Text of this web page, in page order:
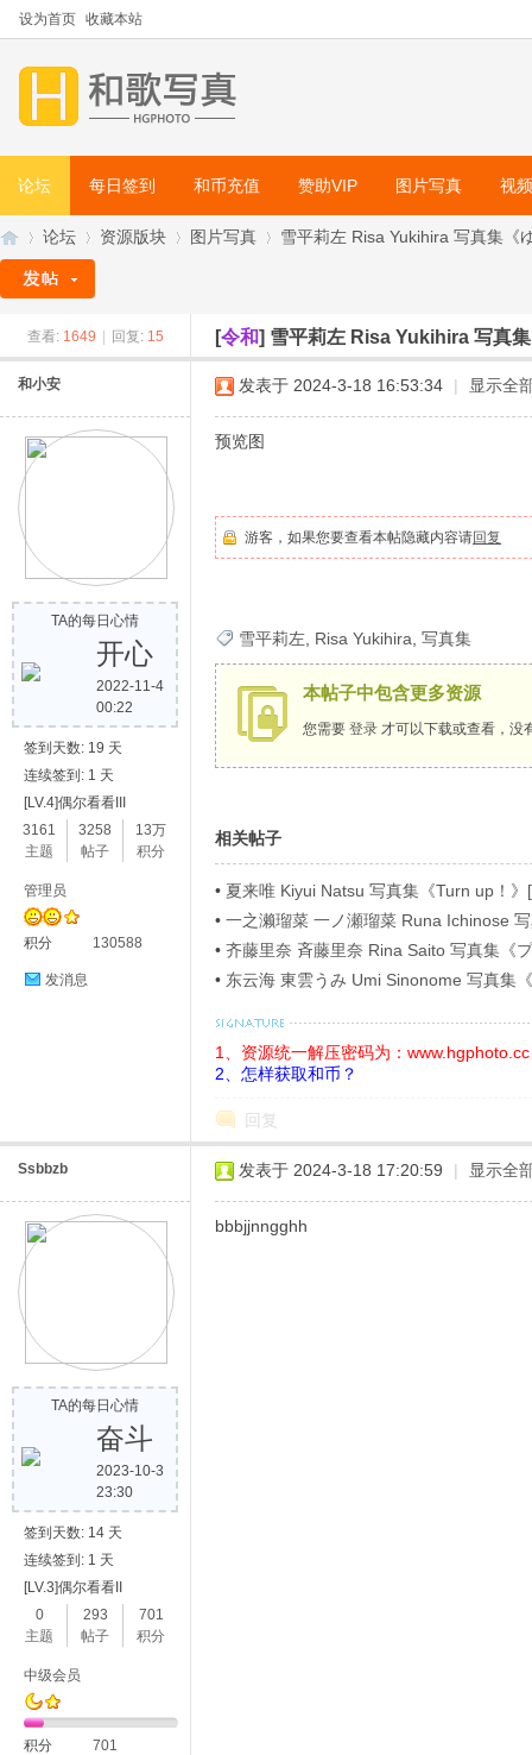
设为首页 收藏本站
论坛 每日签到 和币充值 赞助VIP 图片写真 视
»
论坛
›
资源版块 图片写真 雪平莉左 Risa Yukihira 写真集《
查看: 1649 回复: 15 [令和] 雪平莉左 Risa Yukihira 写真
和小安
TA的每日心情
开心
2022-11-4
00:22
签到天数: 19 天
连续签到: 1 天
[LV.4]偶尔看看III
3161
主题
3258
帖子
13万
积分
管理员
积分 130588
发消息
发表于 2024-3-18 16:53:34 | 显示全
预览图
游客，如果您要查看本帖隐藏内容请回复
雪平莉左 Risa Yukihira 写真集
本帖子中包含更多资源
您需要 登录 才可以下载或查看，没
相关帖子
• 夏来唯 Kiyui Natsu 写真集《Turn up！》
• 一之濑瑠菜 一ノ瀬瑠菜 Runa Ichinose
ラビアＳＰ！４》[54P]
• 齐藤里奈 斉藤里奈 Rina Saito 写真集《
イ》[71P]
• 东云海 東雲うみ Umi Sinonome 写真集
1、资源统一解压密码为：www.hgphoto.cc
2、怎样获取和币？
回复
Ssbbzb
TA的每日心情
奋斗
2023-10-3
23:30
签到天数: 14 天
连续签到: 1 天
[LV.3]偶尔看看II
0
主题
293
帖子
701
积分
中级会员
积分 701
发表于 2024-3-18 17:20:59 | 显示全
bbbjjnngghh